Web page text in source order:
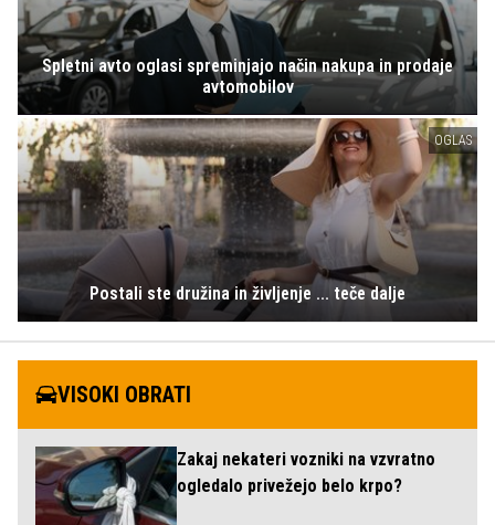
Spletni avto oglasi spreminjajo način nakupa in prodaje
avtomobilov
OGLAS
Postali ste družina in življenje ... teče dalje
VISOKI OBRATI
Zakaj nekateri vozniki na vzvratno
ogledalo privežejo belo krpo?